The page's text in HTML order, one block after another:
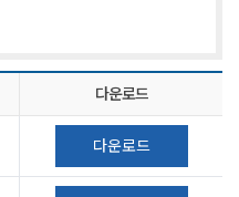
다운로드
다운로드